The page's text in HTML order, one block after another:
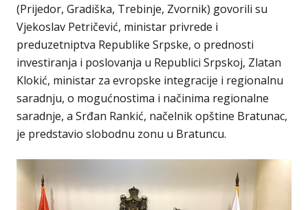
(Prijedor, Gradiška, Trebinje, Zvornik) govorili su
Vjekoslav Petričević, ministar privrede i
preduzetniptva Republike Srpske, o prednosti
investiranja i poslovanja u Republici Srpskoj, Zlatan
Klokić, ministar za evropske integracije i regionalnu
saradnju, o mogućnostima i načinima regionalne
saradnje, a Srđan Rankić, načelnik opštine Bratunac,
je predstavio slobodnu zonu u Bratuncu.